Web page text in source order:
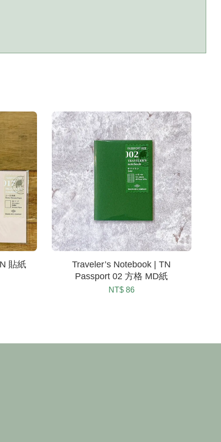
貼紙
Traveler’s Notebook | TN
Passport 02 方格 MD紙
NT$ 86